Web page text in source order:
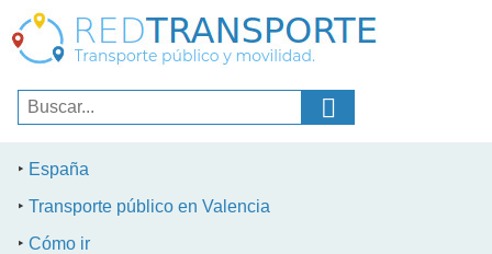
España
Transporte público en Valencia
Cómo ir